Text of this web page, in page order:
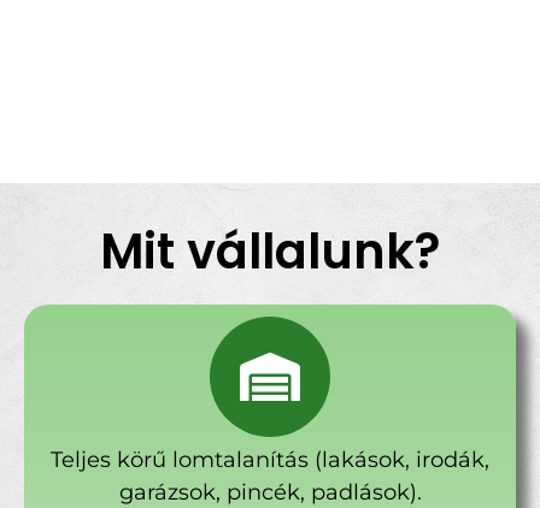
Mit vállalunk?
Teljes körű lomtalanítás (lakások, irodák,
garázsok, pincék, padlások).